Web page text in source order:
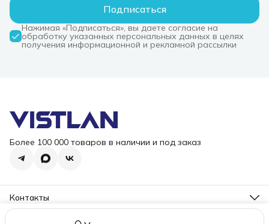
Подписаться
Нажимая «Подписаться», вы даете согласие на
обработку указанных персональных данных в целях
получения информационной и рекламной рассылки
Более 100 000 товаров в наличии и под заказ
Контакты
Режим работы